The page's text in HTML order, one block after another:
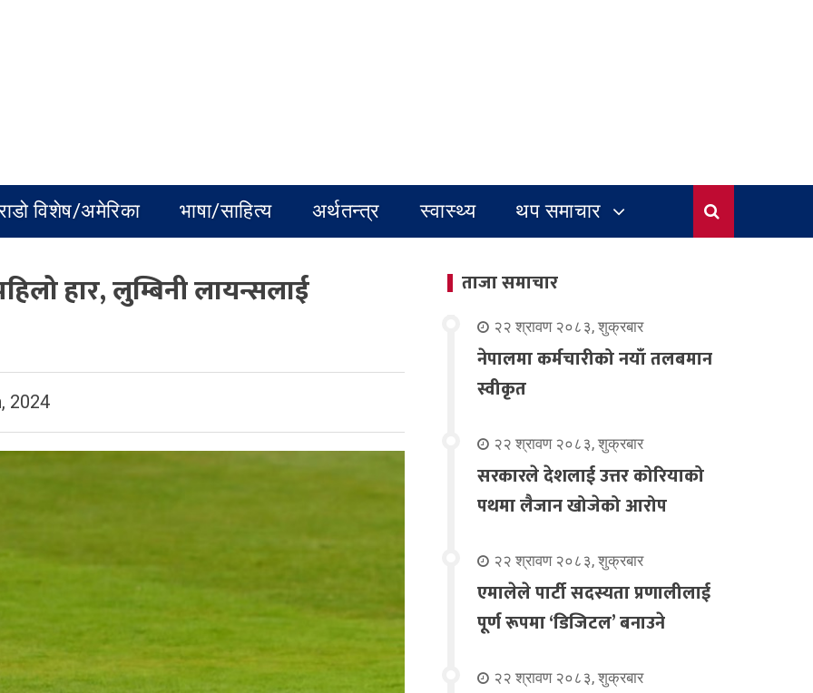
विशेष/अमेरिका भाषा/साहित्य अर्थतन्त्र स्वास्थ्य थप समाचार
हार, लुम्बिनी लायन्सलाई
2024
ताजा समाचार
२२ श्रावण २०८३, शुक्रबार
नेपालमा कर्मचारीको नयाँ तलबमान
स्वीकृत
२२ श्रावण २०८३, शुक्रबार
सरकारले देशलाई उत्तर कोरियाको
पथमा लैजान खोजेको आरोप
२२ श्रावण २०८३, शुक्रबार
एमालेले पार्टी सदस्यता प्रणालीलाई
पूर्ण रूपमा ‘डिजिटल’ बनाउने
२२ श्रावण २०८३, शुक्रबार